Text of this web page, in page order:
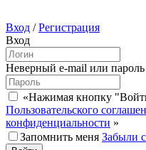
Вход / Регистрация
Вход
Неверный e-mail или пароль
«Нажимая кнопку
Пользовательского
конфиденциальности »
Запомнить меня Забыли